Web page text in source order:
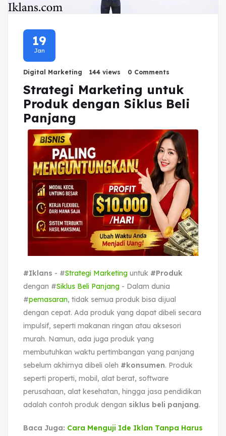
19
Jan
Digital Marketing 144 views 0 Comments
Strategi Marketing untuk
Produk dengan Siklus Beli
Panjang
#Iklans - #Strategi Marketing untuk #Produk
dengan #Siklus Beli Panjang - Dalam dunia
#pemasaran, tidak semua produk bisa dijual
dengan cepat. Ada produk yang dapat dibeli secara
impulsif, seperti makanan ringan atau aksesori
murah. Namun, ada juga produk yang
membutuhkan waktu pertimbangan yang panjang
sebelum akhirnya dibeli oleh #konsumen. Produk
seperti properti, mobil, alat berat, software
perusahaan, alat kesehatan, hingga jasa pendidikan
adalah contoh produk dengan siklus beli panjang.
Baca Juga: Cara Menguji Ide Iklan Tanpa Harus